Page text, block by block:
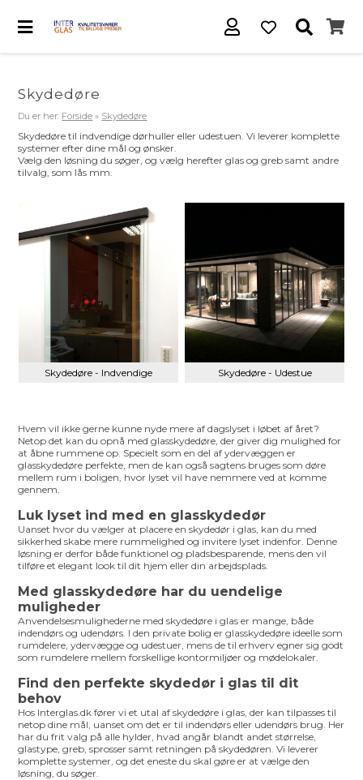
Skydedøre
Du er her: Forside » Skydedøre
Skydedøre til indvendige dørhuller eller udestuen. Vi leverer komplette
systemer efter dine mål og ønsker.
Vælg den løsning du søger, og vælg herefter glas og greb samt andre
tilvalg, som lås mm.
Skydedøre - Indvendige Skydedøre - Udestue
Hvem vil ikke gerne kunne nyde mere af dagslyset i løbet af året?
Netop det kan du opnå med glasskydedøre, der giver dig mulighed for
at åbne rummene op. Specielt som en del af ydervæggen er
glasskydedøre perfekte, men de kan også sagtens bruges som døre
mellem rum i boligen, hvor lyset vil have nemmere ved at komme
gennem.
Luk lyset ind med en glasskydedør
Uanset hvor du vælger at placere en skydedør i glas, kan du med
sikkerhed skabe mere rummelighed og invitere lyset indenfor. Denne
løsning er derfor både funktionel og pladsbesparende, mens den vil
tilføre et elegant look til dit hjem eller din arbejdsplads.
Med glasskydedøre har du uendelige
muligheder
Anvendelsesmulighederne med skydedøre i glas er mange, både
indendørs og udendørs. I den private bolig er glasskydedøre ideelle som
rumdelere, ydervægge og udestuer, mens de til erhverv egner sig godt
som rumdelere mellem forskellige kontormiljøer og mødelokaler.
Find den perfekte skydedør i glas til dit
behov
Hos Interglas.dk fører vi et utal af skydedøre i glas, der kan tilpasses til
netop dine mål, uanset om det er til indendørs eller udendørs brug. Her
har du frit valg på alle hylder, hvad angår blandt andet størrelse,
glastype, greb, sprosser samt retningen på skydedøren. Vi leverer
komplette systemer, og det eneste du skal gøre er at vælge den
løsning, du søger.